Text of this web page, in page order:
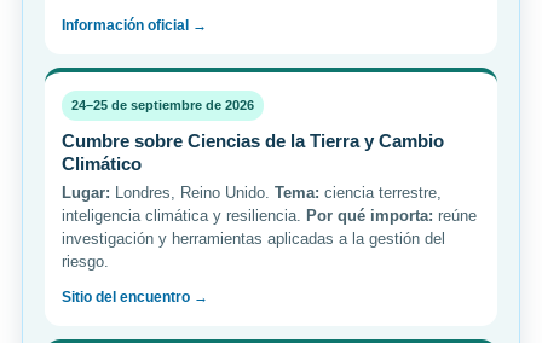
Información oficial →
24–25 de septiembre de 2026
Cumbre sobre Ciencias de la Tierra y Cambio
Climático
Lugar: Londres, Reino Unido. Tema: ciencia terrestre,
inteligencia climática y resiliencia. Por qué importa: reúne
investigación y herramientas aplicadas a la gestión del
riesgo.
Sitio del encuentro →